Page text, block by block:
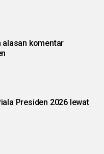
alasan komentar
Presiden 2026 lewat